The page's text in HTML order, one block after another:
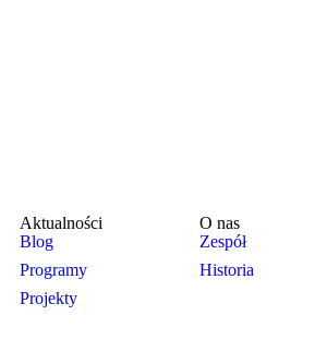
Aktualności
Blog
Programy
Projekty
O nas
Zespół
Historia